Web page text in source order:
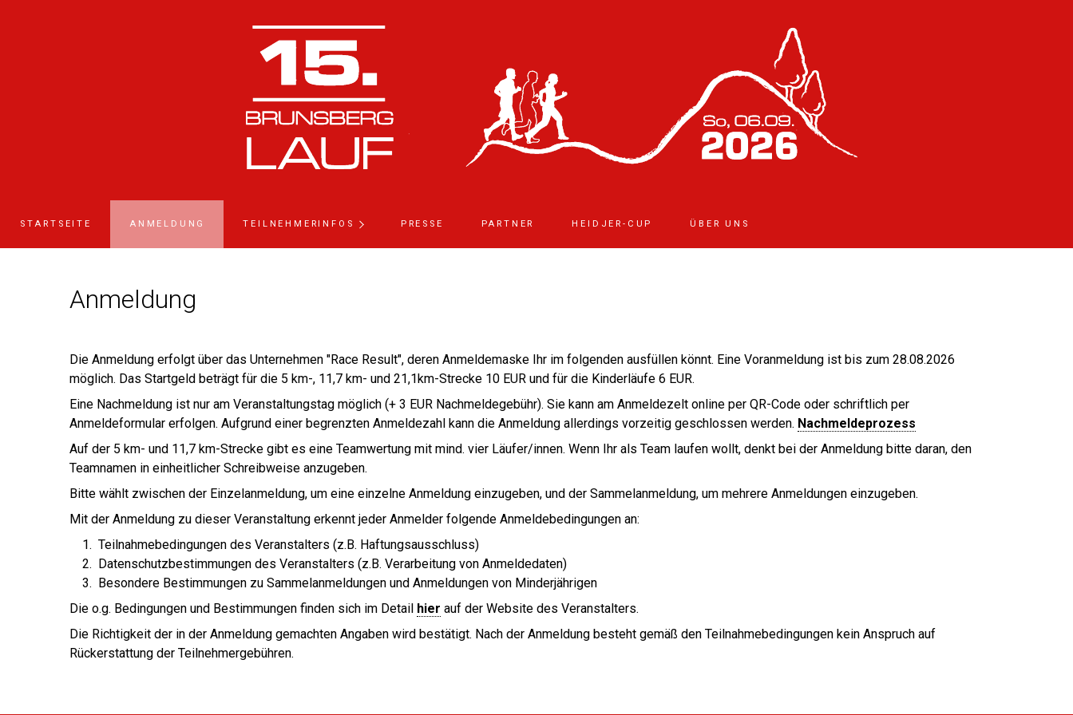
STARTSEITE ANMELDUNG TEILNEHMERINFOS PRESSE PARTNER HEIDJER-CUP ÜBER UNS
Anmeldung
Die Anmeldung erfolgt über das Unternehmen "Race Result", deren Anmeldemaske Ihr im folgenden ausfüllen könnt. Eine Voranmeldung ist bis zum 28.08.2026
möglich. Das Startgeld beträgt für die 5 km-, 11,7 km- und 21,1km-Strecke 10 EUR und für die Kinderläufe 6 EUR.
Eine Nachmeldung ist nur am Veranstaltungstag möglich (+ 3 EUR Nachmeldegebühr). Sie kann am Anmeldezelt online per QR-Code oder schriftlich per
Anmeldeformular erfolgen. Aufgrund einer begrenzten Anmeldezahl kann die Anmeldung allerdings vorzeitig geschlossen werden. Nachmeldeprozess
Auf der 5 km- und 11,7 km-Strecke gibt es eine Teamwertung mit mind. vier Läufer/innen. Wenn Ihr als Team laufen wollt, denkt bei der Anmeldung bitte daran, den
Teamnamen in einheitlicher Schreibweise anzugeben.
Bitte wählt zwischen der Einzelanmeldung, um eine einzelne Anmeldung einzugeben, und der Sammelanmeldung, um mehrere Anmeldungen einzugeben.
Mit der Anmeldung zu dieser Veranstaltung erkennt jeder Anmelder folgende Anmeldebedingungen an:
Teilnahmebedingungen des Veranstalters (z.B. Haftungsausschluss)
Datenschutzbestimmungen des Veranstalters (z.B. Verarbeitung von Anmeldedaten)
Besondere Bestimmungen zu Sammelanmeldungen und Anmeldungen von Minderjährigen
Die o.g. Bedingungen und Bestimmungen finden sich im Detail hier auf der Website des Veranstalters.
Die Richtigkeit der in der Anmeldung gemachten Angaben wird bestätigt. Nach der Anmeldung besteht gemäß den Teilnahmebedingungen kein Anspruch auf
Rückerstattung der Teilnehmergebühren.